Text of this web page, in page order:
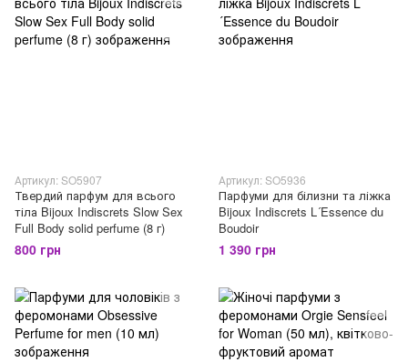
Артикул: SO5907
Твердий парфум для всього
тіла Bijoux Indiscrets Slow Sex
Full Body solid perfume (8 г)
800 грн
Артикул: SO5936
Парфуми для білизни та ліжка
Bijoux Indiscrets L´Essence du
Boudoir
1 390 грн